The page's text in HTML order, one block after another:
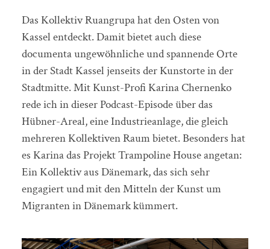
Das Kollektiv Ruangrupa hat den Osten von
Kassel entdeckt. Damit bietet auch diese
documenta ungewöhnliche und spannende Orte
in der Stadt Kassel jenseits der Kunstorte in der
Stadtmitte. Mit Kunst-Profi Karina Chernenko
rede ich in dieser Podcast-Episode über das
Hübner-Areal, eine Industrieanlage, die gleich
mehreren Kollektiven Raum bietet. Besonders hat
es Karina das Projekt Trampoline House angetan:
Ein Kollektiv aus Dänemark, das sich sehr
engagiert und mit den Mitteln der Kunst um
Migranten in Dänemark kümmert.